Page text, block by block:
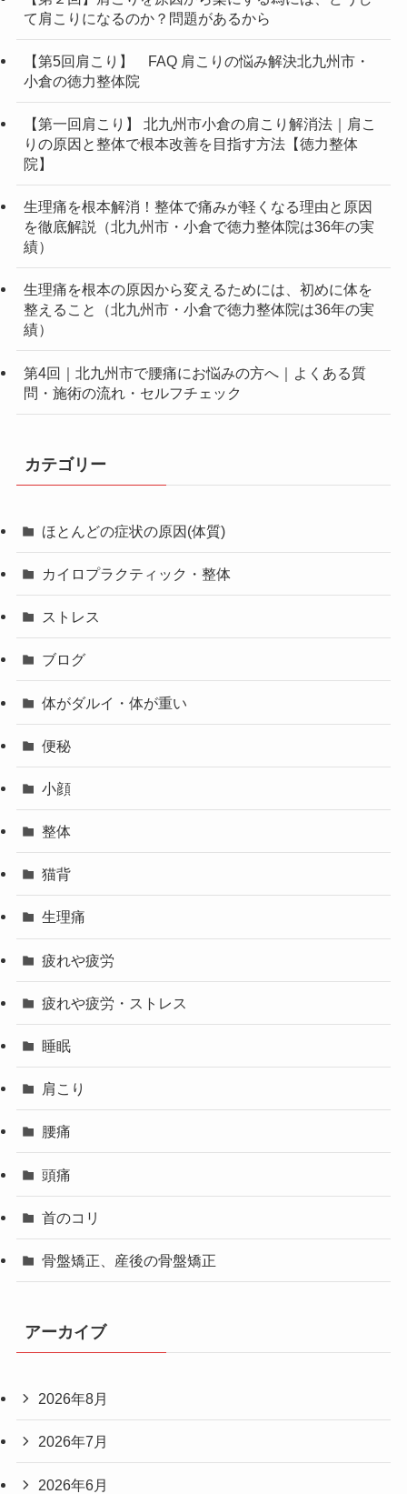
て肩こりになるのか？問題があるから
【第5回肩こり】 FAQ 肩こりの悩み解決北九州市・
小倉の徳力整体院
【第一回肩こり】 北九州市小倉の肩こり解消法｜肩こ
りの原因と整体で根本改善を目指す方法【徳力整体
院】
生理痛を根本解消！整体で痛みが軽くなる理由と原因
を徹底解説（北九州市・小倉で徳力整体院は36年の実
績）
生理痛を根本の原因から変えるためには、初めに体を
整えること（北九州市・小倉で徳力整体院は36年の実
績）
第4回｜北九州市で腰痛にお悩みの方へ｜よくある質
問・施術の流れ・セルフチェック
カテゴリー
ほとんどの症状の原因(体質)
カイロプラクティック・整体
ストレス
ブログ
体がダルイ・体が重い
便秘
小顔
整体
猫背
生理痛
疲れや疲労
疲れや疲労・ストレス
睡眠
肩こり
腰痛
頭痛
首のコリ
骨盤矯正、産後の骨盤矯正
アーカイブ
2026年8月
2026年7月
2026年6月